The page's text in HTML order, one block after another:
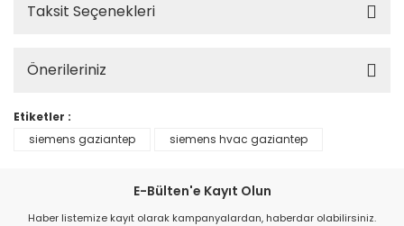
Taksit Seçenekleri
Önerileriniz
Etiketler :
siemens gaziantep
siemens hvac gaziantep
E-Bülten'e Kayıt Olun
Haber listemize kayıt olarak kampanyalardan, haberdar olabilirsiniz.